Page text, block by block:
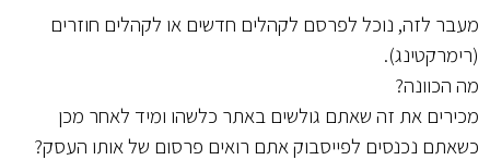
מעבר לזה, נוכל לפרסם לקהלים חדשים או לקהלים חוזרים
(רימרקטינג).
מה הכוונה?
מכירים את זה שאתם גולשים באתר כלשהו ומיד לאחר מכן
כשאתם נכנסים לפייסבוק אתם רואים פרסום של אותו העסק?